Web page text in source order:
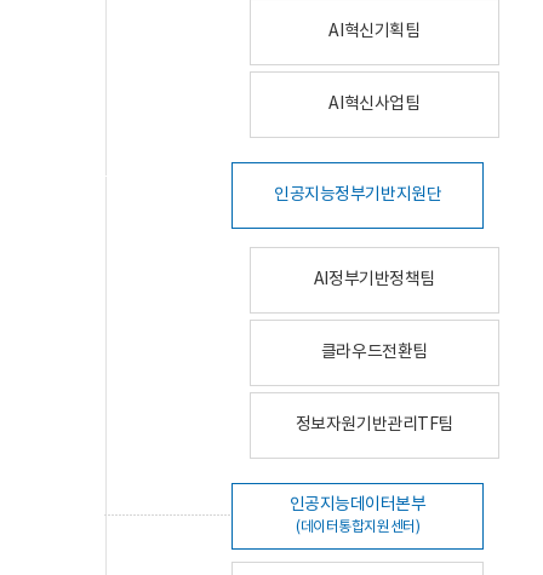
AI혁신기획팀
AI혁신사업팀
인공지능정부기반지원단
AI정부기반정책팀
클라우드전환팀
정보자원기반관리TF팀
인공지능데이터본부
(데이터통합지원센터)